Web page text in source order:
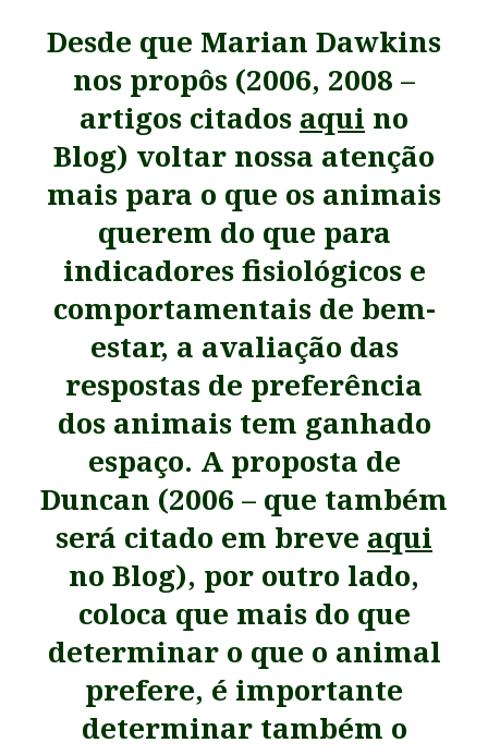
Desde que Marian Dawkins
nos propôs (2006, 2008 –
artigos citados aqui no
Blog) voltar nossa atenção
mais para o que os animais
querem do que para
indicadores fisiológicos e
comportamentais de bem-
estar, a avaliação das
respostas de preferência
dos animais tem ganhado
espaço. A proposta de
Duncan (2006 – que também
será citado em breve aqui
no Blog), por outro lado,
coloca que mais do que
determinar o que o animal
prefere, é importante
determinar também o